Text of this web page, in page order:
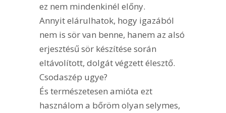
ez nem mindenkinél előny.
Annyit elárulhatok, hogy igazából
nem is sör van benne, hanem az alsó
erjesztésű sör készítése során
eltávolított, dolgát végzett élesztő.
Csodaszép ugye?
És természetesen amióta ezt
használom a bőröm olyan selymes,